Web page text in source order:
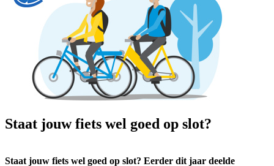
Staat jouw fiets wel goed op slot?
Staat jouw fiets wel goed op slot? Eerder dit jaar deelde